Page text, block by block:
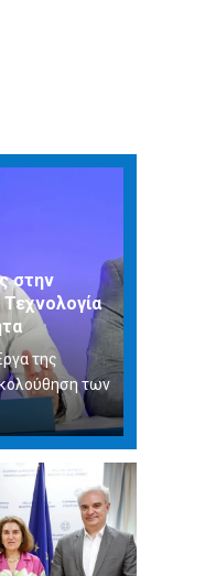
στην
της
των